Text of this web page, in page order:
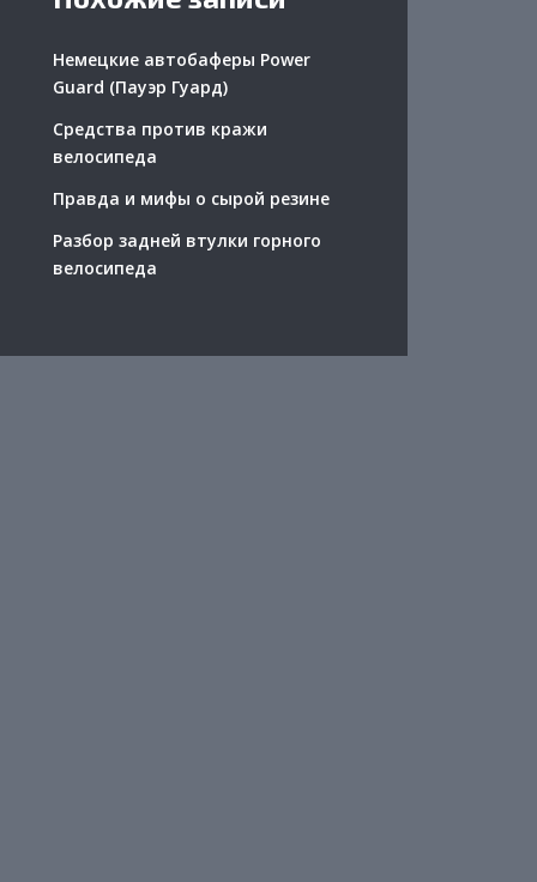
Немецкие автобаферы Power
Guard (Пауэр Гуард)
Средства против кражи
велосипеда
Правда и мифы о сырой резине
Разбор задней втулки горного
велосипеда